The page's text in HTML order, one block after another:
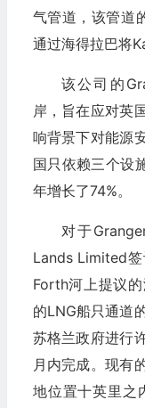
气管道，该管道
通过海得拉巴将
该公司的
岸，旨在应对英
响背景下对能源
国只依赖三个设
年增长了74%。
对于
Lands Limited
Forth河上提议
的LNG船只通道
苏格兰政府进行
月内完成。现有
地位置十英里之